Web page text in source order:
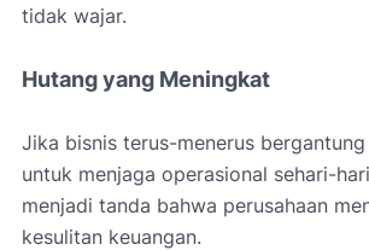
tidak wajar.
Hutang yang Meningkat
Jika bisnis terus-menerus
untuk menjaga operasional sehari-
menjadi tanda bahwa perusahaan
kesulitan keuangan.